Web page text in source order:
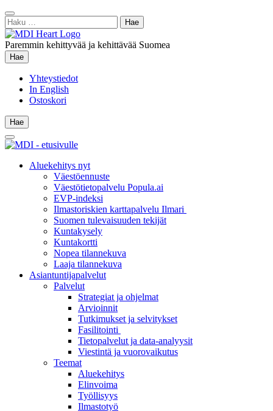
Siirry
sisältöön
Sulje
hae
Haku:
Paremmin kehittyvää ja kehittävää Suomea
Hae
Hae
Yhteystiedot
In English
Ostoskori
Hae
Hae
Main
Menu
Aluekehitys nyt
Väestöennuste
Väestötietopalvelu Popula.ai
EVP-indeksi
Ilmastoriskien karttapalvelu Ilmari
Suomen tulevaisuuden tekijät
Kuntakysely
Kuntakortti
Nopea tilannekuva
Laaja tilannekuva
Asiantuntijapalvelut
Palvelut
Strategiat ja ohjelmat
Arvioinnit
Tutkimukset ja selvitykset
Fasilitointi
Tietopalvelut ja data-analyysit
Viestintä ja vuorovaikutus
Teemat
Aluekehitys
Elinvoima
Työllisyys
Ilmastotyö